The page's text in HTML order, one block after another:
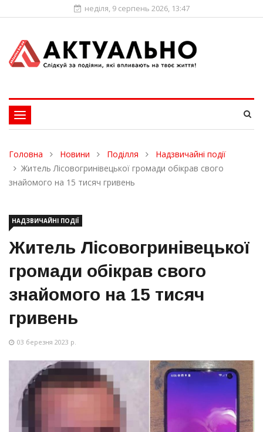
неділя, 9 серпень 2026, 13:47
Toggle
navigation
Головна Новини Поділля
Надзвичайні події
Житель Лісовогринівецької громади обікрав свого
знайомого на 15 тисяч гривень
НАДЗВИЧАЙНІ ПОДІЇ
Житель Лісовогринівецької
громади обікрав свого
знайомого на 15 тисяч
гривень
03 березня 2023 р.